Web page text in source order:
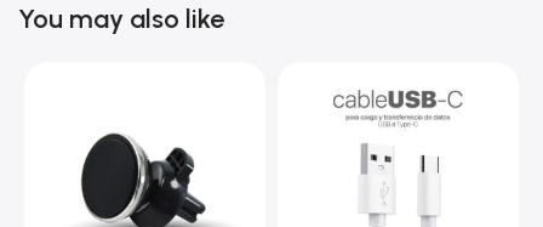
You may also like